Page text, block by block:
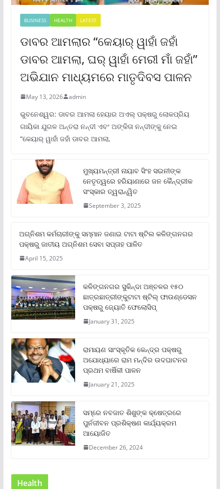
BUSINESS HEALTH LATEST
ଡାବର ଆମଲାର “କେୟାର୍ ୱାହାଁ ଜହାଁ
ଡାବର ଆମଲା, ଘର୍ ୱାହାଁ ମେରୀ ମାଁ ଜହାଁ”
ଅଭିଯାନ ମାଧ୍ୟମରେ ମାତୃଦିବସ ପାଳନ
May 13, 2026 admin
ଭୁବନେଶ୍ୱର: ଡାବର ଆମଲା ହେୟାର ଅଏଲ୍ ପକ୍ଷରୁ ଲୋକପ୍ରିୟ
ଗାୟିକା ଯୁଗଳ ଅନ୍ତରା ନନ୍ଦୀ ଏବଂ ଅଙ୍କିତା ନନ୍ଦୀଙ୍କୁ ନେଇ
“କେୟାର୍ ୱାହାଁ ଜହାଁ ଡାବର ଆମଲା,
ମୁଖ୍ୟମନ୍ତ୍ରୀ ନାୟାବ ସିଂହ ସଇନୀଙ୍କ
ନେତୃତ୍ୱରେ ହରିୟାଣାରେ ଜନ କୈନ୍ଦ୍ରୀକ
ସଂସ୍କାର ତ୍ୱରାନ୍ୱିତ
September 3, 2025
ଅଗ୍ନିଶମ କର୍ମଚାରୀଙ୍କୁ ସମ୍ମାନ ଜଣାଇ ଟାଟା ଷ୍ଟିଲ କଳିଙ୍ଗନଗର
ପକ୍ଷରୁ ଜାତୀୟ ଅଗ୍ନିଶମ ସେବା ସପ୍ତାହ ପାଳିତ
April 15, 2025
କଳିଙ୍ଗନଗର ସୁକିନ୍ଦା ଅଞ୍ଚଳର ୧୫୦
ଛାତ୍ରଛାତ୍ରୀଙ୍କୁଟାଟା ଷ୍ଟିଲ୍ ଫାଉଣ୍ଡେସନ
ପକ୍ଷରୁ ଜ୍ୟୋତି ଫେଲୋସିପ୍‌
January 31, 2025
ରାମାୟଣ ସାଂସ୍କୃତିକ କେନ୍ଦ୍ର ପକ୍ଷରୁ
ଅଯୋଧ୍ୟାରେ ରାମ ମନ୍ଦିର ଉଦଘାଟନର
ପ୍ରଥମ ବାର୍ଷିକୀ ପାଳନ
January 21, 2025
ସମ୍‌ରେ ନବଜାତ ଶିଶୁଙ୍କ କ୍ଷେତ୍ରରେ
ପୁର୍ନଜୀବନ ପ୍ରଶିକ୍ଷଣ କାର୍ଯ୍ୟକ୍ରମ
ଆୟୋଜିତ
December 26, 2024
Health